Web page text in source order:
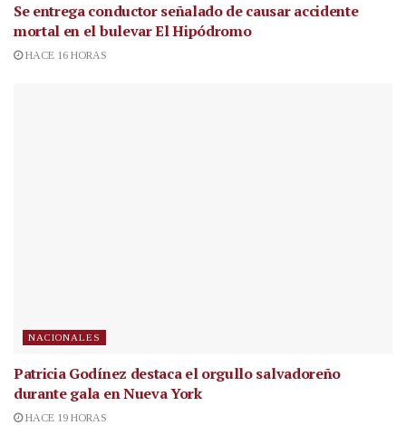
Se entrega conductor señalado de causar accidente
mortal en el bulevar El Hipódromo
HACE 16 HORAS
NACIONALES
Patricia Godínez destaca el orgullo salvadoreño
durante gala en Nueva York
HACE 19 HORAS